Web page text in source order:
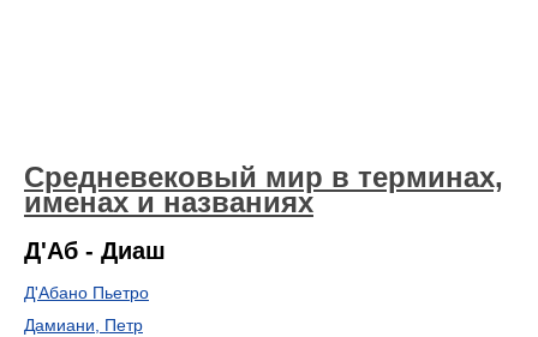
Средневековый мир в терминах,
именах и названиях
Д'Аб - Диаш
Д'Абано Пьетро
Дамиани, Петр